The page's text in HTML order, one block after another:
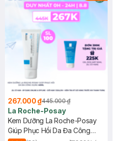
267.000 ₫445.000 ₫
La Roche-Posay
Kem Dưỡng La Roche-Posay
Giúp Phục Hồi Da Đa Công